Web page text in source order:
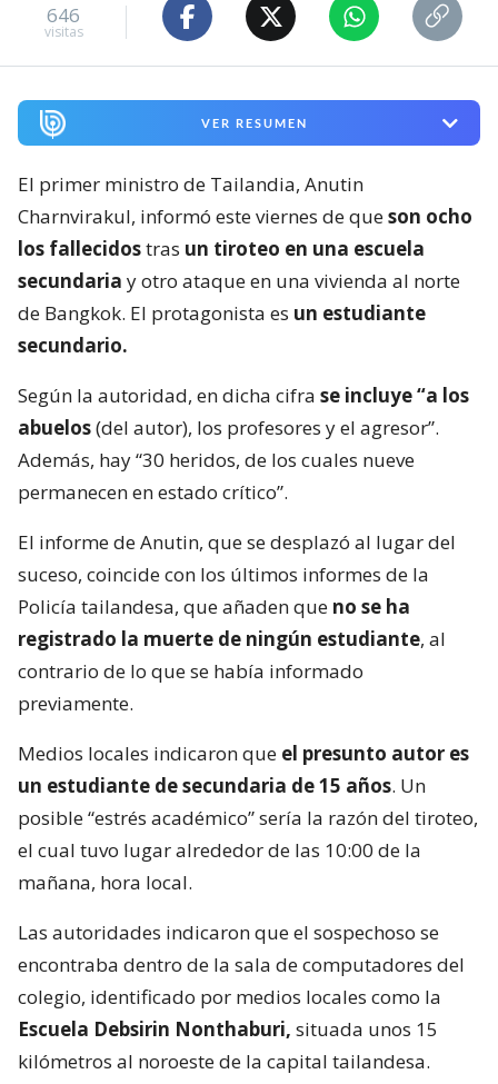
646
visitas
VER RESUMEN
El primer ministro de Tailandia, Anutin
Charnvirakul, informó este viernes de queson ocho
los fallecidostras un tiroteo en una escuela
secundaria y otro ataque en una vivienda al norte
de Bangkok. El protagonista es un estudiante
secundario.
Según la autoridad, en dicha cifra se incluye “a los
abuelos(del autor), los profesores y el agresor”.
Además, hay “30 heridos, de los cuales nueve
permanecen en estado crítico”.
El informe de Anutin, que se desplazó al lugar del
suceso, coincide con los últimos informes de la
Policía tailandesa, que añaden que no se ha
registrado la muerte de ningún estudiante, al
contrario de lo que se había informado
previamente.
Medios locales indicaron que el presunto autor es
un estudiante de secundaria de 15 años. Un
posible “estrés académico” sería la razón del tiroteo,
el cual tuvo lugar alrededor de las 10:00 de la
mañana, hora local.
Las autoridades indicaron que el sospechoso se
encontraba dentro de la sala de computadores del
colegio, identificado por medios locales como la
Escuela Debsirin Nonthaburi, situada unos 15
kilómetros al noroeste de la capital tailandesa.